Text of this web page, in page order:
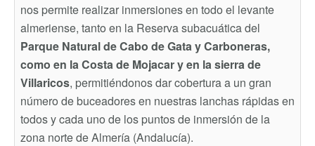
nos permite realizar inmersiones en todo el levante
almeriense, tanto en la Reserva subacuática del
Parque Natural de Cabo de Gata y Carboneras,
como en la Costa de Mojacar y en la sierra de
Villaricos, permitiéndonos dar cobertura a un gran
número de buceadores en nuestras lanchas rápidas en
todos y cada uno de los puntos de inmersión de la
zona norte de Almería (Andalucía).